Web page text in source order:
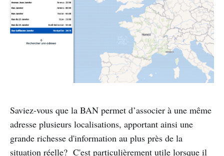
Saviez-vous que la BAN permet d’associer à une même
adresse plusieurs localisations, apportant ainsi une
grande richesse d'information au plus près de la
situation réelle? C'est particulièrement utile lorsque il